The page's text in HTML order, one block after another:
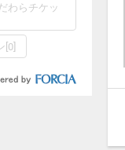
わらチケッ
[0]